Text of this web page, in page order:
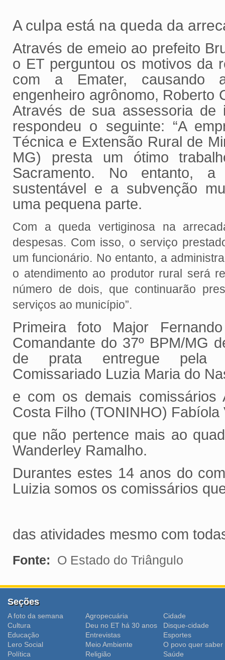
A culpa está na queda da
Através de emeio ao prefeito
o ET perguntou os motivos da
com a Emater, causando
engenheiro agrônomo, Roberto
Através de sua assessoria de
respondeu o seguinte: “A
Técnica e Extensão Rural de
MG) presta um ótimo
Sacramento. No entanto,
sustentável e a subvenção
uma pequena parte.
Com a queda vertiginosa na
despesas. Com isso, o serviço
um funcionário. No entanto, a
o atendimento ao produtor rural será
número de dois, que continuarão
serviços ao município”.
Primeira foto Major
Comandante do 37º BPM/MG
de prata entregue pela
Comissariado Luzia Maria do
e com os demais comissários
Costa Filho (TONINHO)
que não pertence mais ao
Wanderley Ramalho.
Durantes estes 14 anos do
Luizia somos os comissários
das atividades mesmo com
Fonte: O Estado do Triângulo
Seções
A foto da semana Agropecuária
Cidade
Cultura
Deu no ET há 30 anos
Disque-cidade
Educação
Entrevistas
Esportes
Lero Social
Meio Ambiente
O povo quer saber
Polí­tica
Religião Saúde